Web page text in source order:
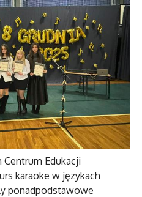
Edukacji
karaoke w językach
ponadpodstawowe